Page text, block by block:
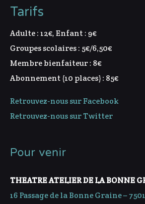
Tarifs
Adulte : 12€, Enfant : 9€
Groupes scolaires : 5€/6,50€
Membre bienfaiteur : 8€
Abonnement (10 places) : 85€
Retrouvez-nous sur Facebook
Retrouvez-nous sur Twitter
Pour venir
THEATRE ATELIER DE LA BONNE
16 Passage de la Bonne Graine –